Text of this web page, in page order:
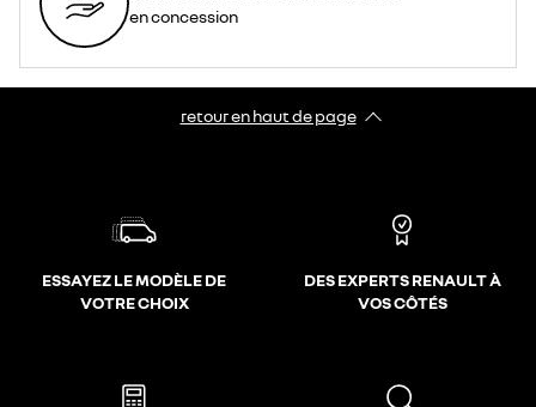
en concession
retour en haut de page​
ESSAYEZ LE MODÈLE DE
VOTRE CHOIX
DES EXPERTS RENAULT À
VOS CÔTÉS